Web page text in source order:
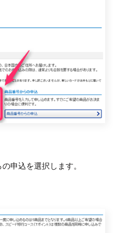
申込を選択します。